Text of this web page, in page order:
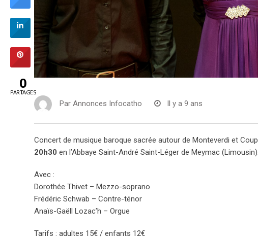
Par Annonces Infocatho Il y a 9 ans
Concert de musique baroque sacrée autour de Monteverdi et
20h30 en l’Abbaye Saint-André Saint-Léger de Meymac (Limousin).
Avec :
Dorothée Thivet – Mezzo-soprano
Frédéric Schwab – Contre-ténor
Anaïs-Gaëll Lozac’h – Orgue
Tarifs : adultes 15€ / enfants 12€
0
PARTAGES